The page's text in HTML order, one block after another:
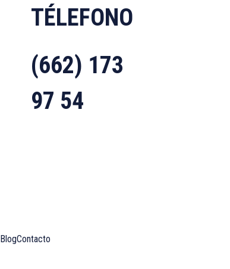
TÉLEFONO
(662) 173
97 54
BlogContacto